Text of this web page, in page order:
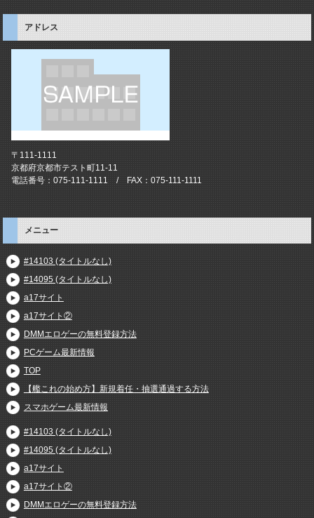
アドレス
〒111-1111
京都府京都市テスト町11-11
電話番号：075-111-1111 / FAX：075-111-1111
メニュー
#14103 (タイトルなし)
#14095 (タイトルなし)
a17サイト
a17サイト②
DMMエロゲーの無料登録方法
PCゲーム最新情報
TOP
【艦これの始め方】新規着任・抽選通過する方法
スマホゲーム最新情報
#14103 (タイトルなし)
#14095 (タイトルなし)
a17サイト
a17サイト②
DMMエロゲーの無料登録方法